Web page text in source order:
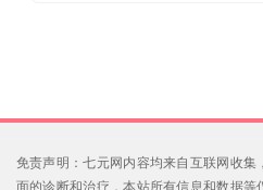
免责声明：七元网内容均来自互联网收
面的诊断和治疗，本站所有信息和数据